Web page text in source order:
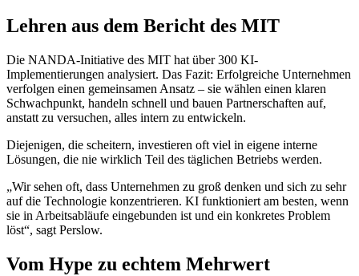
Lehren aus dem Bericht des MIT
Die NANDA-Initiative des MIT hat über 300 KI-
Implementierungen analysiert. Das Fazit: Erfolgreiche Unternehmen
verfolgen einen gemeinsamen Ansatz – sie wählen einen klaren
Schwachpunkt, handeln schnell und bauen Partnerschaften auf,
anstatt zu versuchen, alles intern zu entwickeln.
Diejenigen, die scheitern, investieren oft viel in eigene interne
Lösungen, die nie wirklich Teil des täglichen Betriebs werden.
„Wir sehen oft, dass Unternehmen zu groß denken und sich zu sehr
auf die Technologie konzentrieren. KI funktioniert am besten, wenn
sie in Arbeitsabläufe eingebunden ist und ein konkretes Problem
löst“, sagt Perslow.
Vom Hype zu echtem Mehrwert